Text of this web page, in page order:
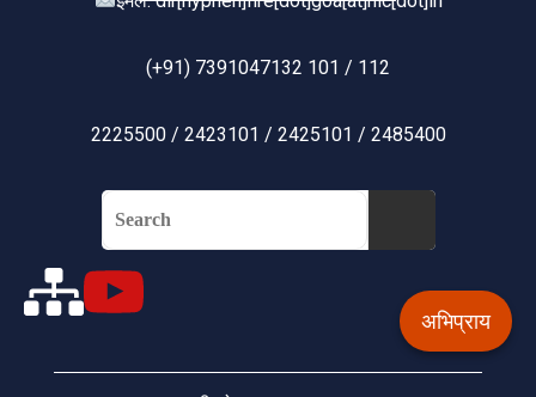
अभिप्राय
(+91) 7391047132 101 / 112
2225500 / 2423101 / 2425101 / 2485400